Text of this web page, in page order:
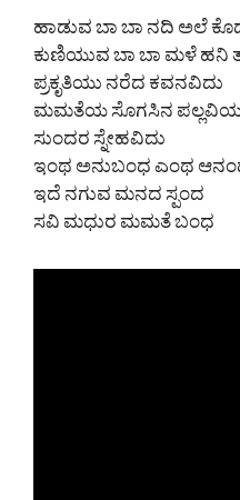
ಹಾಡುವ ಬಾ ಬಾ ನದಿ ಅಲೆ
ಕುಣಿಯುವ ಬಾ ಬಾ ಮಳೆ ಹನಿ
ಪ್ರಕೃತಿಯು ನರೆದ ಕವನವಿದು
ಮಮತೆಯ ಸೊಗಸಿನ
ಸುಂದರ ಸ್ನೇಹವಿದು
ಇಂಥ ಅನುಬಂಧ ಎಂಥ
ಇದೆ ನಗುವ ಮನದ ಸ್ಪಂದ
ಸವಿ ಮಧುರ ಮಮತೆ ಬಂಧ